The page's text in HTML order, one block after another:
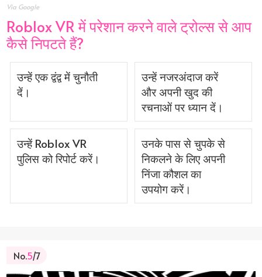
Via Google
Roblox VR में परेशान करने वाले ट्रोल्स से आप
कैसे निपटते हैं?
उन्हें एक द्वंद्व में चुनौती
दें।
उन्हें नजरअंदाज करें
और अपनी खुद की
रचनाओं पर ध्यान दें।
उन्हें Roblox VR
पुलिस को रिपोर्ट करें।
उनके पास से चुपके से
निकलने के लिए अपनी
निंजा कौशल का
उपयोग करें।
No.5/7